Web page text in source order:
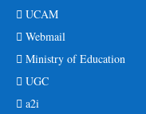
UCAM
Webmail
Ministry of Education
UGC
a2i